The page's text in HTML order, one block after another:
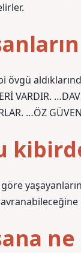
VARDIR.
…ÖZ